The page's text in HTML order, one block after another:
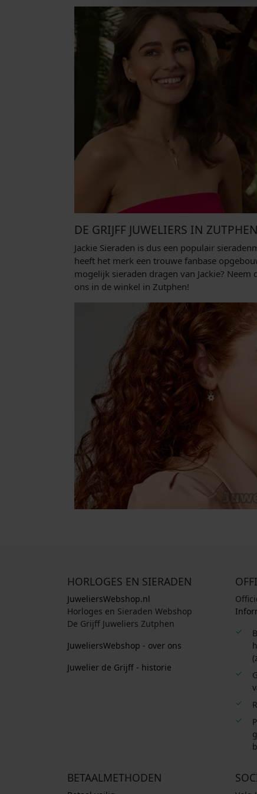
DE GRIJFF JUWELIERS IN ZUTPHEN
Jackie Sieraden is dus een populair
heeft het merk een trouwe fanbase
mogelijk sieraden dragen van Jackie?
ons in de winkel in Zutphen!
HORLOGES EN SIERADEN
JuweliersWebshop.nl
Horloges en Sieraden Webshop
De Grijff Juweliers Zutphen
JuweliersWebshop - over ons
Juwelier de Grijff - historie
BETAALMETHODEN